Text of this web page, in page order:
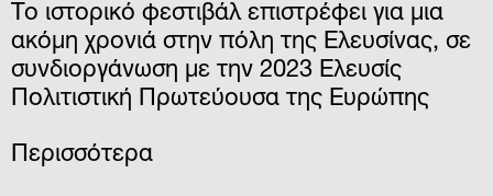
Το ιστορικό φεστιβάλ επιστρέφει για μια
ακόμη χρονιά στην πόλη της Ελευσίνας, σε
συνδιοργάνωση με την 2023 Ελευσίς
Πολιτιστική Πρωτεύουσα της Ευρώπης
Περισσότερα